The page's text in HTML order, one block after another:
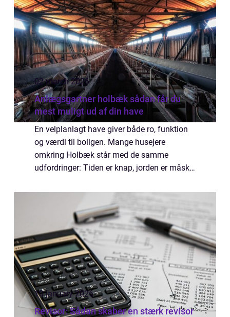
02 march 2026
Anlægsgartner holbæk sådan får du
mest muligt ud af din have
En velplanlagt have giver både ro, funktion
og værdi til boligen. Mange husejere
omkring Holbæk står med de samme
udfordringer: Tiden er knap, jorden er måske
være svære at føre ud i livet. Her kan en
10 january 2026
Revisor: Sådan skaber en stærk revisor